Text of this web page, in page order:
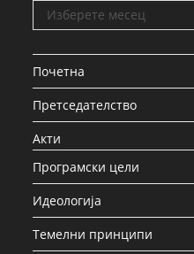
Изберете месец
Почетна
Претседателство
Акти
Програмски цели
Идеологија
Темелни принципи